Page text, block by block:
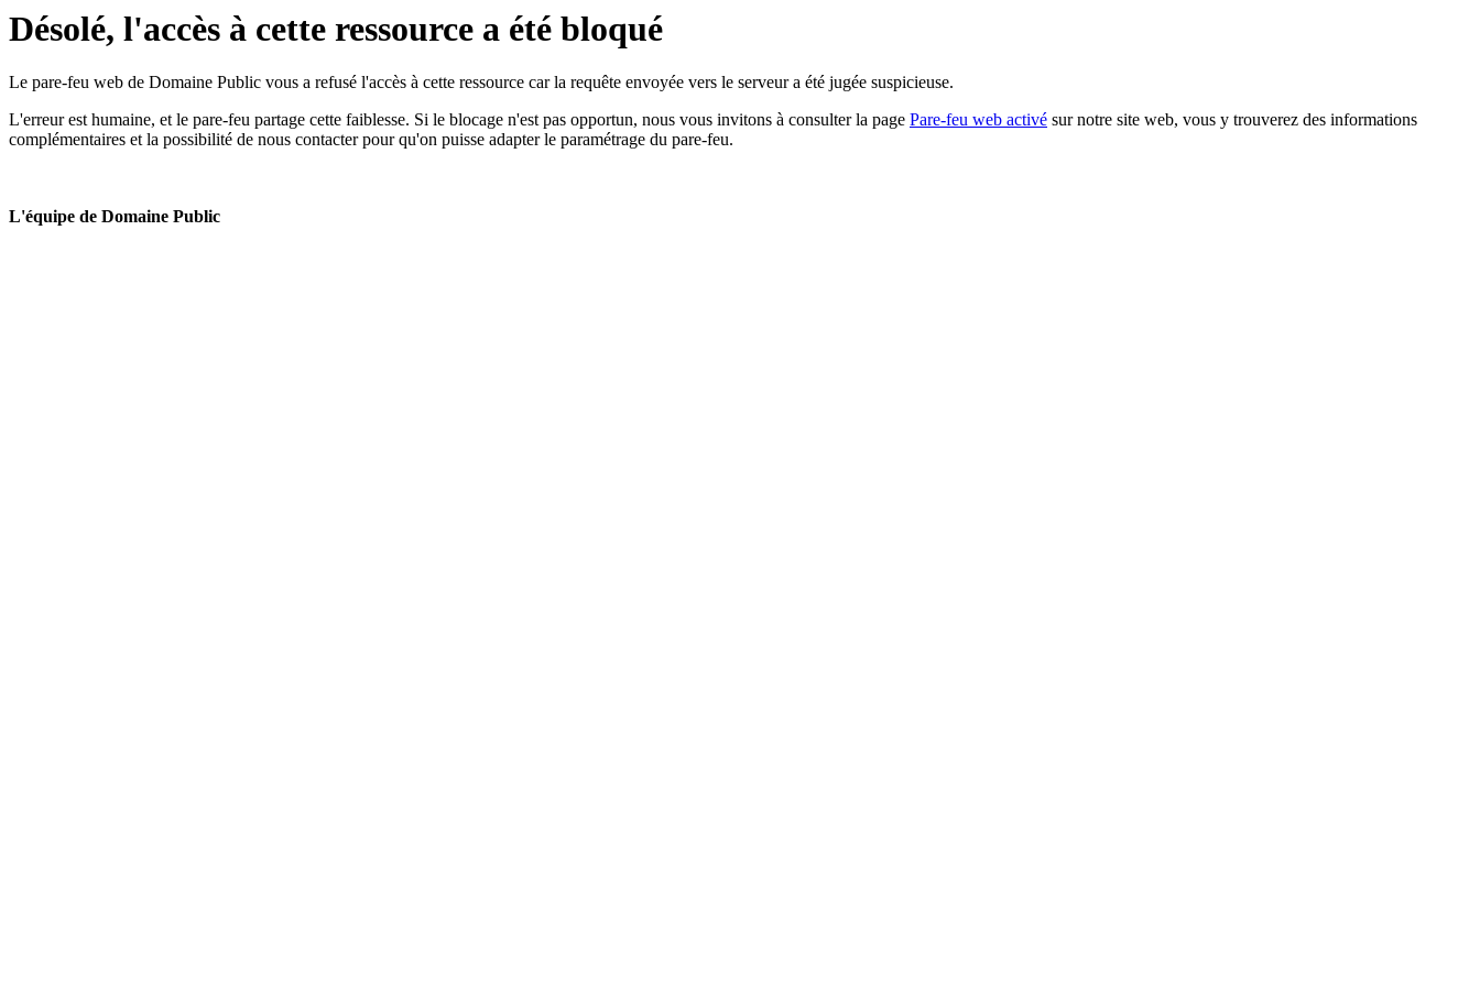
Désolé, l'accès à cette ressource a été bloqué
Le pare-feu web de Domaine Public vous a refusé l'accès à cette ressource car la requête envoyée vers le serveur a été jugée suspicieuse.
L'erreur est humaine, et le pare-feu partage cette faiblesse. Si le blocage n'est pas opportun, nous vous invitons à consulter la page Pare-feu web activé sur notre site web, vous y trouverez des informations
complémentaires et la possibilité de nous contacter pour qu'on puisse adapter le paramétrage du pare-feu.
L'équipe de Domaine Public